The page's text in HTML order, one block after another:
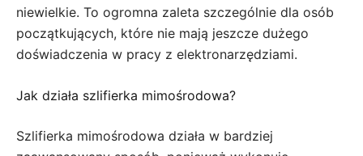
niewielkie. To ogromna zaleta szczególnie dla osób
początkujących, które nie mają jeszcze dużego
doświadczenia w pracy z elektronarzędziami.
Jak działa szlifierka mimośrodowa?
Szlifierka mimośrodowa działa w bardziej